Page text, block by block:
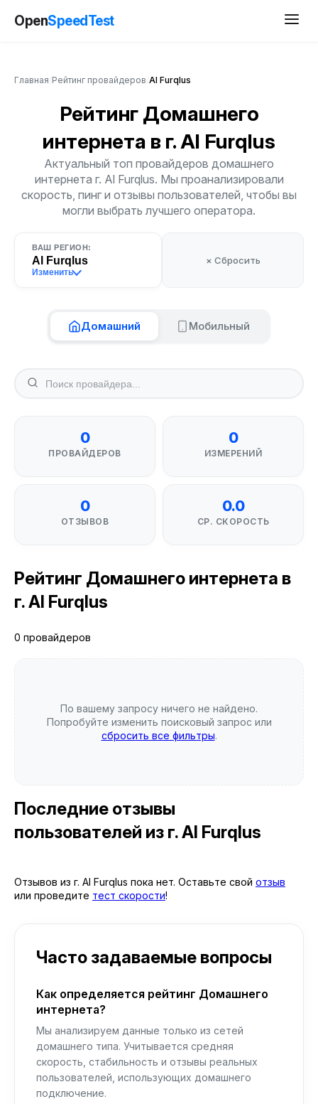
OpenSpeedTest
Главная Рейтинг провайдеров Al Furqlus
Рейтинг Домашнего
интернета в г. Al Furqlus
Актуальный топ провайдеров домашнего
интернета г. Al Furqlus. Мы проанализировали
скорость, пинг и отзывы пользователей, чтобы вы
могли выбрать лучшего оператора.
ВАШ РЕГИОН:
Al Furqlus
Изменить
× Сбросить
Домашний Мобильный
0
ПРОВАЙДЕРОВ
0
ИЗМЕРЕНИЙ
0
ОТЗЫВОВ
0.0
СР. СКОРОСТЬ
Рейтинг Домашнего интернета в
г. Al Furqlus
0 провайдеров
По вашему запросу ничего не найдено.
Попробуйте изменить поисковый запрос или
сбросить все фильтры.
Последние отзывы
пользователей из г. Al Furqlus
Отзывов из г. Al Furqlus пока нет. Оставьте свой отзыв
или проведите тест скорости!
Часто задаваемые вопросы
Как определяется рейтинг Домашнего
интернета?
Мы анализируем данные только из сетей
домашнего типа. Учитывается средняя
скорость, стабильность и отзывы реальных
пользователей, использующих домашнего
подключение.